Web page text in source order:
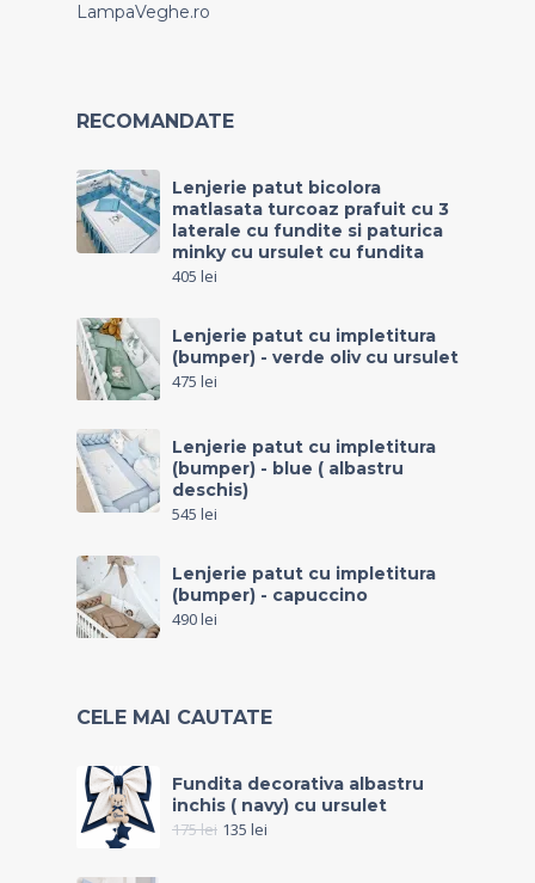
LampaVeghe.ro
RECOMANDATE
Lenjerie patut bicolora
matlasata turcoaz prafuit cu 3
laterale cu fundite si paturica
minky cu ursulet cu fundita
405 lei
Lenjerie patut cu impletitura
(bumper) - verde oliv cu ursulet
475 lei
Lenjerie patut cu impletitura
(bumper) - blue ( albastru
deschis)
545 lei
Lenjerie patut cu impletitura
(bumper) - capuccino
490lei
CELE MAI CAUTATE
Fundita decorativa albastru
inchis ( navy) cu ursulet
175lei 135 lei